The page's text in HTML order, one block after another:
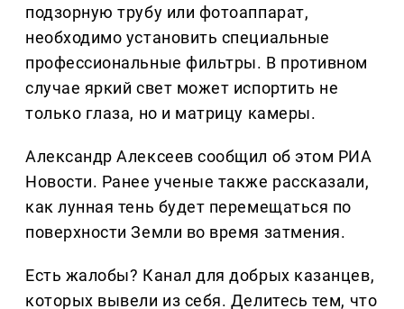
подзорную трубу или фотоаппарат,
необходимо установить специальные
профессиональные фильтры. В противном
случае яркий свет может испортить не
только глаза, но и матрицу камеры.
Александр Алексеев сообщил об этом РИА
Новости. Ранее ученые также рассказали,
как лунная тень будет перемещаться по
поверхности Земли во время затмения.
Есть жалобы? Канал для добрых казанцев,
которых вывели из себя. Делитеcь тем, что